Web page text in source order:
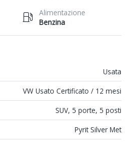
Alimentazione
Benzina
Usata
VW Usato Certificato / 12 mesi
SUV, 5 porte, 5 posti
Pyrit Silver Met